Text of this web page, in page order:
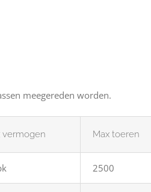
meegereden worden.
vermogen Max toeren
2500